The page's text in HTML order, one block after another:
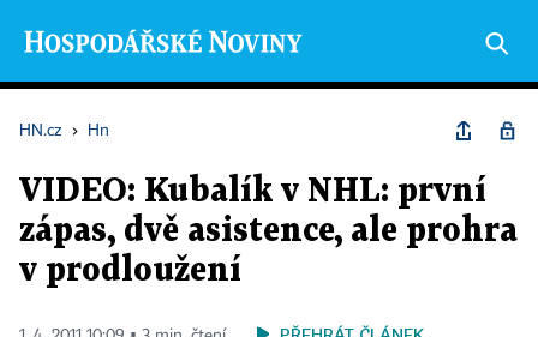
HN.cz › Hn
VIDEO: Kubalík v NHL: první
zápas, dvě asistence, ale prohra
v prodloužení